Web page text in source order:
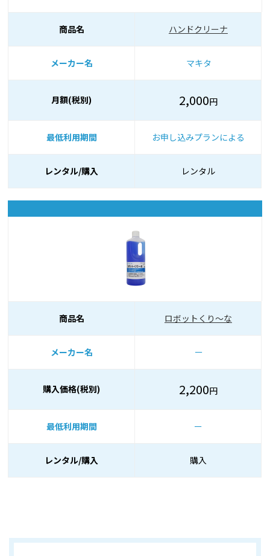
商品名 ハンドクリーナ
メーカー名 マキタ
月額(税別) 2,000円
最低利用期間 お申し込みプランによる
レンタル/購入 レンタル
商品名 ロボットくり～な
メーカー名 ー
購入価格(税別) 2,200円
最低利用期間 ー
レンタル/購入 購入